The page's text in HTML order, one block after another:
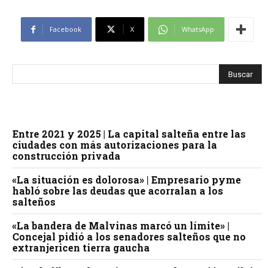
Facebook X WhatsApp
Entre 2021 y 2025 | La capital salteña entre las
ciudades con más autorizaciones para la
construcción privada
«La situación es dolorosa» | Empresario pyme
habló sobre las deudas que acorralan a los
salteños
«La bandera de Malvinas marcó un límite» |
Concejal pidió a los senadores salteños que no
extranjericen tierra gaucha